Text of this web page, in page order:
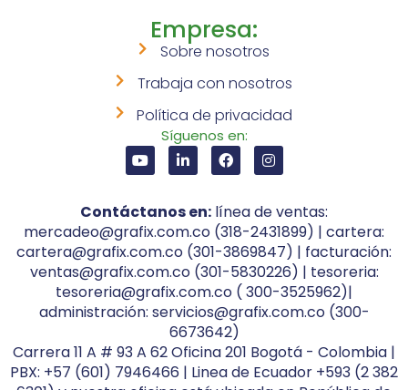
Empresa:
Sobre nosotros
Trabaja con nosotros
Política de privacidad
Síguenos en:
Contáctanos en: línea de ventas:
mercadeo@grafix.com.co (318-2431899) | cartera:
cartera@grafix.com.co (301-3869847) | facturación:
ventas@grafix.com.co (301-5830226) | tesoreria:
tesoreria@grafix.com.co ( 300-3525962)|
administración: servicios@grafix.com.co (300-
6673642)
Carrera 11 A # 93 A 62 Oficina 201 Bogotá - Colombia |
PBX: +57 (601) 7946466 | Linea de Ecuador +593 (2 382